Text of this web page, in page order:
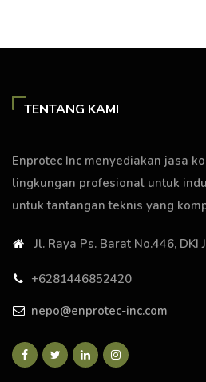
TENTANG KAMI
Enprotec Inc menyediakan jasa
lingkungan profesional untuk
untuk tantangan teknis yang
Jl. Raya Ps. Barat No.446, DKI
+6281446852420
nepo@enprotec-inc.com